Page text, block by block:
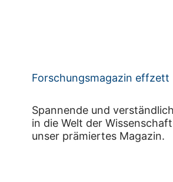
Forschungsmagazin effzett
Spannende und
in die Welt der
unser prämiertes Magazin.